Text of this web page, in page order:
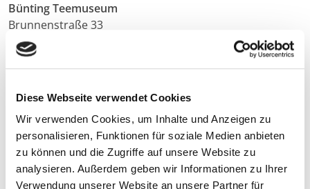
Diese Webseite verwendet Cookies
Wir verwenden Cookies, um Inhalte und Anzeigen zu
personalisieren, Funktionen für soziale Medien anbieten
zu können und die Zugriffe auf unsere Website zu
analysieren. Außerdem geben wir Informationen zu Ihrer
Verwendung unserer Website an unsere Partner für
Bünting Teemuseum
Brunnenstraße 33
26789 Leer
0491-99 22 0 44
GESCHICHTE DES MUSEUMS
Das Bünting Teemuseum wurde im Jahr 2001 mit dem
Ziel gegründet, die historische und gesellschaftliche